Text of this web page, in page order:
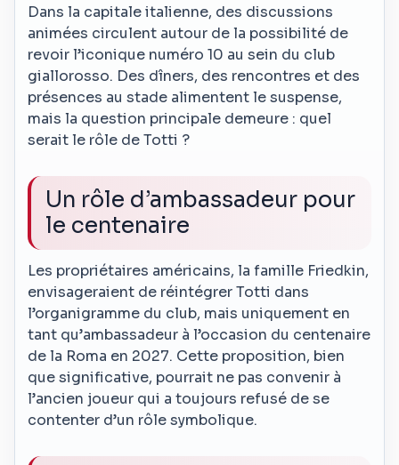
Dans la capitale italienne, des discussions
animées circulent autour de la possibilité de
revoir l’iconique numéro 10 au sein du club
giallorosso. Des dîners, des rencontres et des
présences au stade alimentent le suspense,
mais la question principale demeure : quel
serait le rôle de Totti ?
Un rôle d’ambassadeur pour
le centenaire
Les propriétaires américains, la famille Friedkin,
envisageraient de réintégrer Totti dans
l’organigramme du club, mais uniquement en
tant qu’ambassadeur à l’occasion du centenaire
de la Roma en 2027. Cette proposition, bien
que significative, pourrait ne pas convenir à
l’ancien joueur qui a toujours refusé de se
contenter d’un rôle symbolique.